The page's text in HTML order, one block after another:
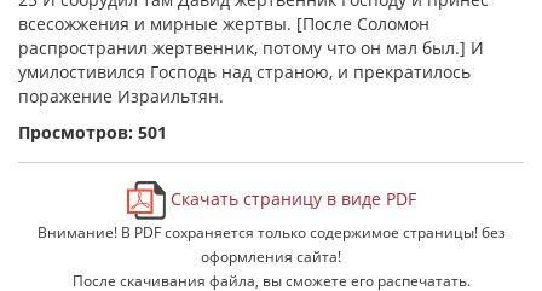
всесожжения и мирные жертвы. [После Соломон
распространил жертвенник, потому что он мал был.] И
умилостивился Господь над страною, и прекратилось
поражение Израильтян.
Просмотров: 501
Скачать страницу в виде PDF
Внимание! В PDF сохраняется только содержимое страницы! без
оформления сайта!
После скачивания файла, вы сможете его распечатать.